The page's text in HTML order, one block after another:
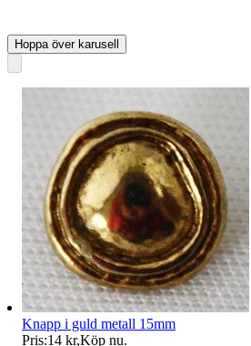
Hoppa över karusell
Knapp i guld metall 15mm
Pris:14 kr,Köp nu.